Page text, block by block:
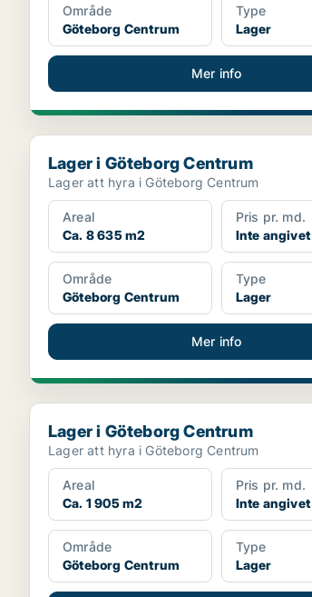
Område
Göteborg Centrum
Type
Lager
Mer info
Lager i Göteborg Centrum
Lager i Göteborg Centrum
Lager att hyra i Göteborg Centrum
Areal
Ca. 8 635 m2
Pris pr. md.
Inte angivet
Område
Göteborg Centrum
Type
Lager
Mer info
Lager i Göteborg Centrum
Lager i Göteborg Centrum
Lager att hyra i Göteborg Centrum
Areal
Ca. 1 905 m2
Pris pr. md.
Inte angivet
Område
Göteborg Centrum
Type
Lager